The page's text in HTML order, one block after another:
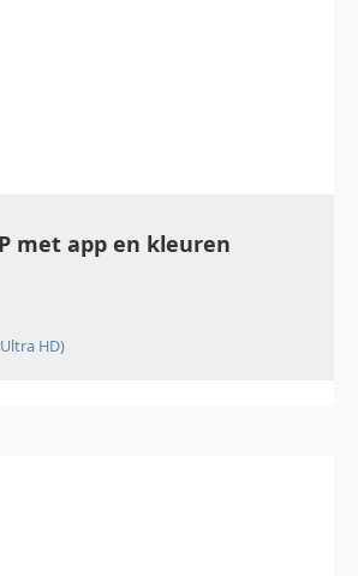
met app en kleuren
HD)